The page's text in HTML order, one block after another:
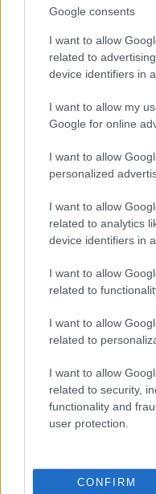
Google consents
I want to allow
related to
device identifiers in
I want to allow my
Google for online
I want to allow
personalized
I want to allow
related to analytics
device identifiers in
I want to allow
related to
I want to allow
related to
I want to allow
related to security,
functionality and
user protection.
CONFIRM
Jacques Burger,
Fotó: Matt Lewis -